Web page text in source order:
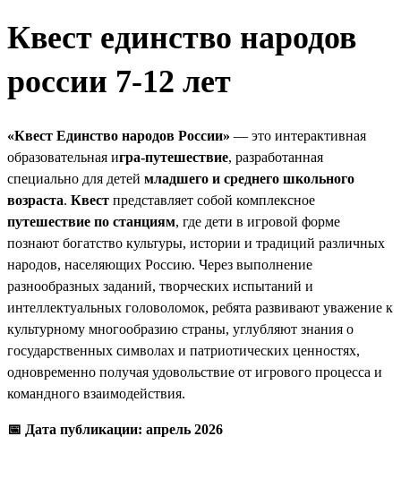
Квест единство народов
россии 7-12 лет
«Квест Единство народов России» — это интерактивная
образовательная игра-путешествие, разработанная
специально для детей младшего и среднего школьного
возраста. Квест представляет собой комплексное
путешествие по станциям, где дети в игровой форме
познают богатство культуры, истории и традиций различных
народов, населяющих Россию. Через выполнение
разнообразных заданий, творческих испытаний и
интеллектуальных головоломок, ребята развивают уважение к
культурному многообразию страны, углубляют знания о
государственных символах и патриотических ценностях,
одновременно получая удовольствие от игрового процесса и
командного взаимодействия.
📅 Дата публикации: апрель 2026